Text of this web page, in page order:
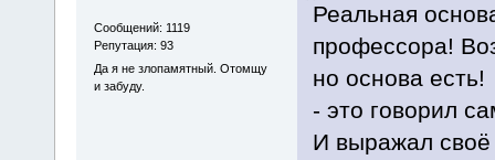
Сообщений: 1119
Репутация: 93
Да я не злопамятный. Отомщу
и забуду.
Реальная
профессора!
но основа
- это говорил
И выражал